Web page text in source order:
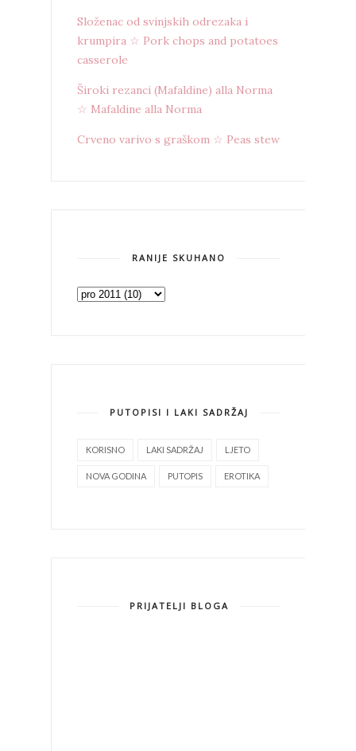
Složenac od svinjskih odrezaka i
krumpira ☆ Pork chops and potatoes
casserole
Široki rezanci (Mafaldine) alla Norma
☆ Mafaldine alla Norma
Crveno varivo s graškom ☆ Peas stew
RANIJE SKUHANO
PUTOPISI I LAKI SADRŽAJ
KORISNO LAKI SADRŽAJ LJETO
NOVA GODINA PUTOPIS EROTIKA
PRIJATELJI BLOGA